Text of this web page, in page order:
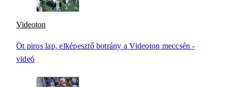
Videoton
Öt piros lap, elképesztő botrány a Videoton meccsén -
videó